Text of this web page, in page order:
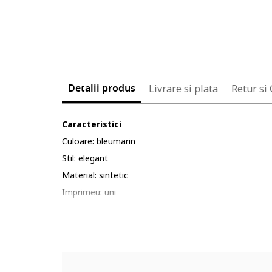
Detalii produs Livrare si plata Retur si
Caracteristici
Culoare: bleumarin
Stil: elegant
Material: sintetic
Imprimeu: uni